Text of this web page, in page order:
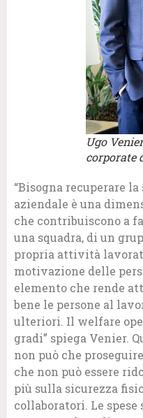
Ugo
corporate
“Bisogna recuperare
aziendale è una
che contribuiscono a
una squadra, di un
propria attività
motivazione delle
elemento che rende
bene le persone al
ulteriori. Il welfare
gradi” spiega Venier.
non può che
che non può essere
più sulla sicurezza
collaboratori. Le